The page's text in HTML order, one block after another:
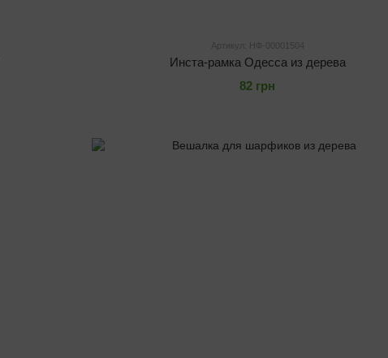
Артикул: НФ-00001504
Инста-рамка Одесса из дерева
82 грн